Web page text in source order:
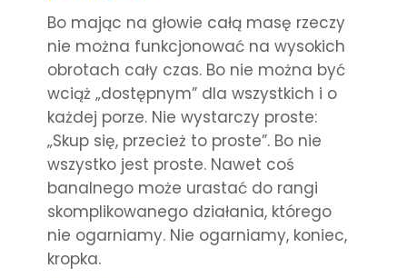
Bo mając na głowie całą masę rzeczy
nie można funkcjonować na wysokich
obrotach cały czas. Bo nie można być
wciąż „dostępnym” dla wszystkich i o
każdej porze. Nie wystarczy proste:
„Skup się, przecież to proste”. Bo nie
wszystko jest proste. Nawet coś
banalnego może urastać do rangi
skomplikowanego działania, którego
nie ogarniamy. Nie ogarniamy, koniec,
kropka.